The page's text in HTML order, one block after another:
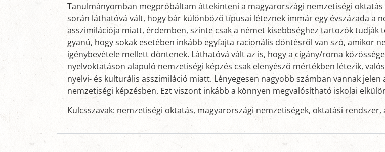
Tanulmányomban megpróbáltam áttekinteni a magyarországi nemzetiségi
során láthatóvá vált, hogy bár különböző típusai léteznek immár egy évszázada a
asszimilációja miatt, érdemben, szinte csak a német kisebbséghez tartozók
gyanú, hogy sokak esetében inkább egyfajta racionális döntésről van szó, amikor
igénybevétele mellett döntenek. Láthatóvá vált az is, hogy a cigány/roma
nyelvoktatáson alapuló nemzetiségi képzés csak elenyésző mértékben létezik,
nyelvi- és kulturális asszimiláció miatt. Lényegesen nagyobb számban vannak
nemzetiségi képzésben. Ezt viszont inkább a könnyen megvalósítható iskolai
Kulcsszavak: nemzetiségi oktatás, magyarországi nemzetiségek, oktatási rendszer,